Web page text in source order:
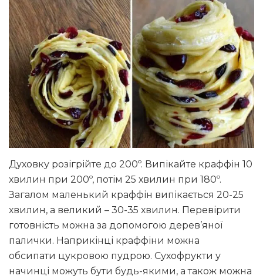
Духовку розігрійте до 200º. Випікайте краффін 10
хвилин при 200º, потім 25 хвилин при 180º.
Загалом маленький краффін випікається 20-25
хвилин, а великий – 30-35 хвилин. Перевірити
готовність можна за допомогою дерев’яної
палички. Наприкінці краффіни можна
обсипати цукровою пудрою. Сухофрукти у
начинці можуть бути будь-якими, а також можна